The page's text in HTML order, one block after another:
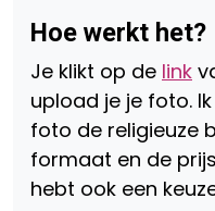
Hoe werkt het?
Je klikt op de link
upload je je foto.
foto de religieuze
formaat en de
hebt ook een